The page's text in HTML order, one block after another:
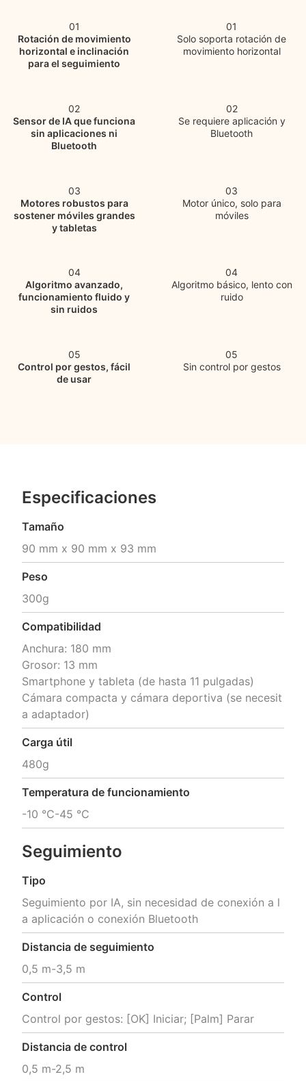
01
Rotación de movimiento
horizontal e inclinación
para el seguimiento
01
Solo soporta rotación de
movimiento horizontal
02
Sensor de IA que funciona
sin aplicaciones ni
Bluetooth
02
Se requiere aplicación y
Bluetooth
03
Motores robustos para
sostener móviles grandes
y tabletas
03
Motor único, solo para
móviles
04
Algoritmo avanzado,
funcionamiento fluido y
sin ruidos
04
Algoritmo básico, lento con
ruido
05
Control por gestos, fácil
de usar
05
Sin control por gestos
Especificaciones
Tamaño
90 mm x 90 mm x 93 mm
Peso
300g
Compatibilidad
Anchura: 180 mm
Grosor: 13 mm
Smartphone y tableta (de hasta 11 pulgadas)
Cámara compacta y cámara deportiva (se necesit
a adaptador)
Carga útil
480g
Temperatura de funcionamiento
-10 °C-45 °C
Seguimiento
Tipo
Seguimiento por IA, sin necesidad de conexión a l
a aplicación o conexión Bluetooth
Distancia de seguimiento
0,5 m-3,5 m
Control
Control por gestos: [OK] Iniciar; [Palm] Parar
Distancia de control
0,5 m-2,5 m